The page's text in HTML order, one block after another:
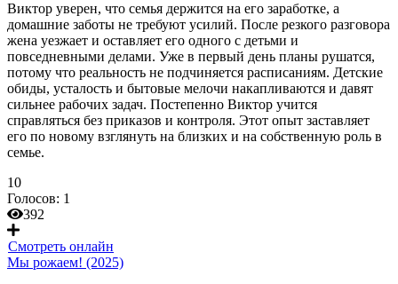
Виктор уверен, что семья держится на его заработке, а
домашние заботы не требуют усилий. После резкого разговора
жена уезжает и оставляет его одного с детьми и
повседневными делами. Уже в первый день планы рушатся,
потому что реальность не подчиняется расписаниям. Детские
обиды, усталость и бытовые мелочи накапливаются и давят
сильнее рабочих задач. Постепенно Виктор учится
справляться без приказов и контроля. Этот опыт заставляет
его по новому взглянуть на близких и на собственную роль в
семье.
10
Голосов: 1
392
Смотреть онлайн
Мы рожаем! (2025)